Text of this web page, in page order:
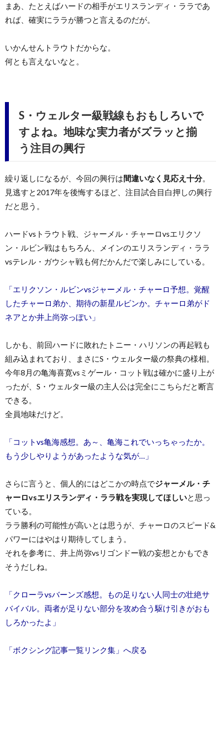
まあ、たとえばハードの相手がエリスランディ・ララであ
れば、確実にララが勝つと言えるのだが。
いかんせんトラウトだからな。
何とも言えないなと。
S・ウェルター級戦線もおもしろいで
すよね。地味な実力者がズラッと揃
う注目の興行
繰り返しになるが、今回の興行は間違いなく見応え十分。
見逃すと2017年を後悔するほど、注目試合目白押しの興行
だと思う。
ハードvsトラウト戦、ジャーメル・チャーロvsエリクソ
ン・ルビン戦はもちろん、メインのエリスランディ・ララ
vsテレル・ガウシャ戦も何だかんだで楽しみにしている。
「エリクソン・ルビンvsジャーメル・チャーロ予想。覚醒
したチャーロ弟か、期待の新星ルビンか。チャーロ弟がド
ネアとか井上尚弥っぽい」
しかも、前回ハードに敗れたトニー・ハリソンの再起戦も
組み込まれており、まさにS・ウェルター級の祭典の様相。
今年8月の亀海喜寛vsミゲール・コット戦は確かに盛り上が
ったが、S・ウェルター級の主人公は完全にこちらだと断言
できる。
全員地味だけど。
「コットvs亀海感想。あ～、亀海これでいっちゃったか。
もう少しやりようがあったような気が…」
さらに言うと、個人的にはどこかの時点でジャーメル・チ
ャーロvsエリスランディ・ララ戦を実現してほしいと思っ
ている。
ララ勝利の可能性が高いとは思うが、チャーロのスピード&
パワーにはやはり期待してしまう。
それを参考に、井上尚弥vsリゴンドー戦の妄想とかもでき
そうだしね。
「クローラvsバーンズ感想。もの足りない人同士の壮絶サ
バイバル。両者が足りない部分を攻め合う駆け引きがおも
しろかったよ」
「ボクシング記事一覧リンク集」へ戻る